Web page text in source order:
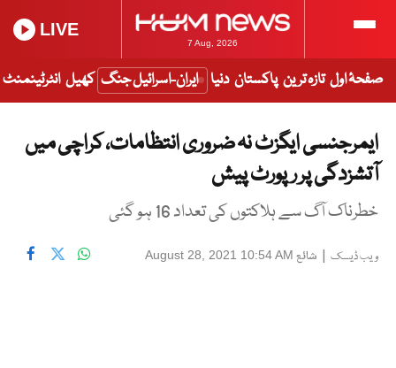
7 Aug, 2026
LIVE
صفحۂ اول تازہ ترین پاکستان دنیا ایران-اسرائیل جنگ کھیل انٹرٹینمنٹ
ایمرجنسی ایگزٹ نہ ضروری انتظامات، کراچی میں
آتشزدگی پر رپورٹ پیش
خطرناک آگ سے ہلاکتوں کی تعداد 16 ہو گئی
ویب ڈیسک | شائع August 28, 2021 10:54 AM